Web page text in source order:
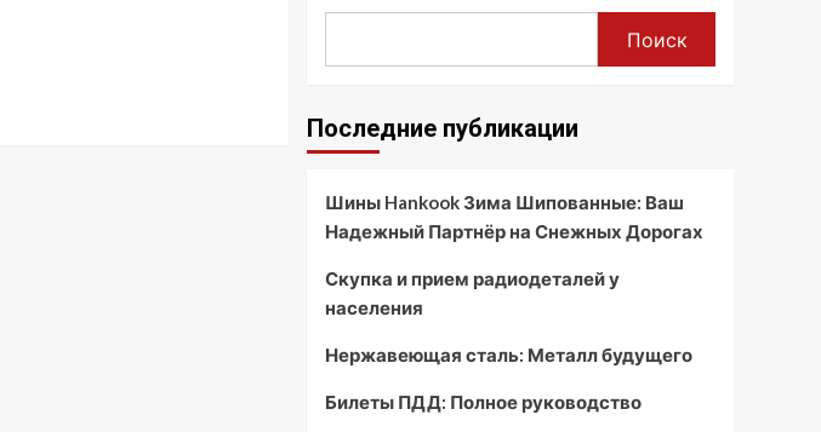
Поиск
Последние публикации
Шины Hankook Зима Шипованные: Ваш
Надежный Партнёр на Снежных Дорогах
Скупка и прием радиодеталей у
населения
Нержавеющая сталь: Металл будущего
Билеты ПДД: Полное руководство